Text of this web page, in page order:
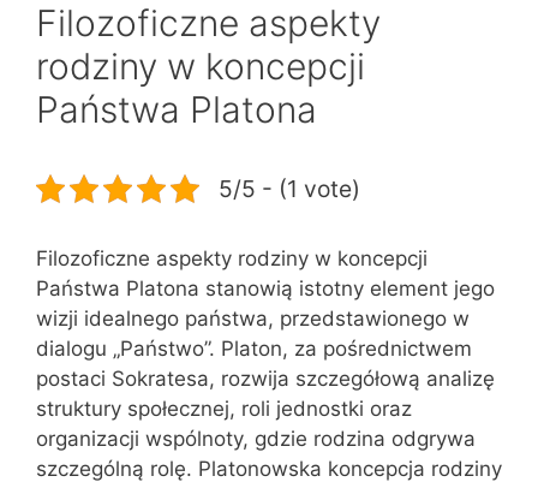
Filozoficzne aspekty
rodziny w koncepcji
Państwa Platona
5/5 - (1 vote)
Filozoficzne aspekty rodziny w koncepcji
Państwa Platona stanowią istotny element jego
wizji idealnego państwa, przedstawionego w
dialogu „Państwo”. Platon, za pośrednictwem
postaci Sokratesa, rozwija szczegółową analizę
struktury społecznej, roli jednostki oraz
organizacji wspólnoty, gdzie rodzina odgrywa
szczególną rolę. Platonowska koncepcja rodziny